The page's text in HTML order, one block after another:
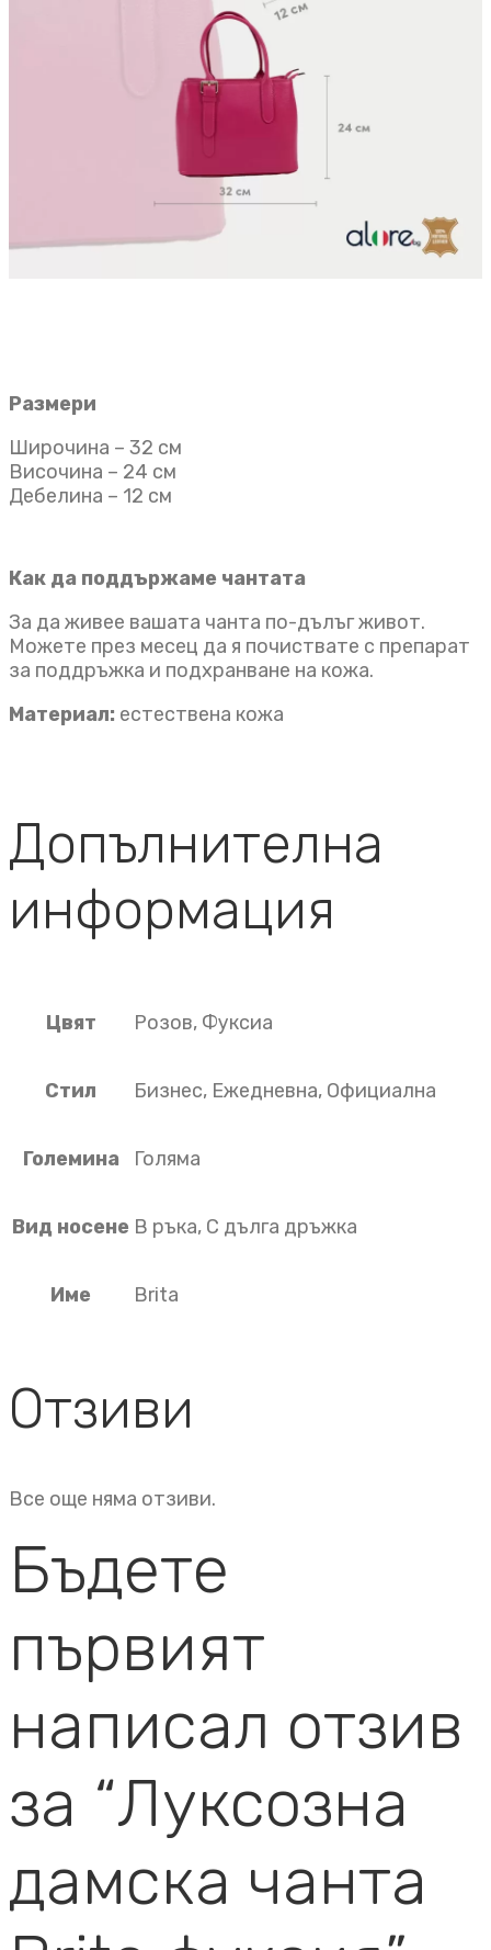
Размери
Широчина – 32 см
Височина – 24 см
Дебелина – 12 см
Как да поддържаме чантата
За да живее вашата чанта по-дълъг живот.
Можете през месец да я почиствате с препарат
за поддръжка и подхранване на кожа.
Материал: естествена кожа
Допълнителна
информация
Цвят Розов, Фуксиа
Стил Бизнес, Ежедневна, Официална
Големина Голяма
Вид носене В ръка, С дълга дръжка
Име Brita
Отзиви
Все още няма отзиви.
Бъдете
първият
написал отзив
за “Луксозна
дамска чанта